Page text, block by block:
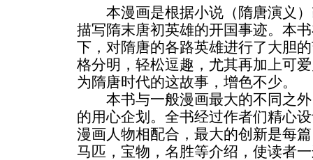
本漫画是根据小说（隋唐演义）
描写隋末唐初英雄的开国事迹。本
下，对隋唐的各路英雄进行了大胆
格分明，轻松逗趣，尤其再加上可
为隋唐时代的这故事，增色不少。
本书与一般漫画最大的不同之外
的用心企划。全书经过作者们精心
漫画人物相配合，最大的创新是每
马匹，宝物，名胜等介绍，使读者